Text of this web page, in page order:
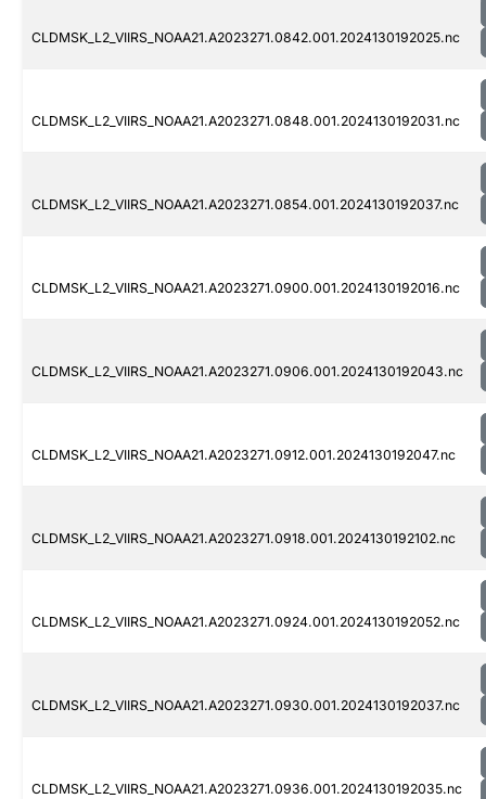
CLDMSK_L2_VIIRS_NOAA21.A2023271.0842.001.2024130192025.nc
CLDMSK_L2_VIIRS_NOAA21.A2023271.0848.001.2024130192031.nc
CLDMSK_L2_VIIRS_NOAA21.A2023271.0854.001.2024130192037.nc
CLDMSK_L2_VIIRS_NOAA21.A2023271.0900.001.2024130192016.nc
CLDMSK_L2_VIIRS_NOAA21.A2023271.0906.001.2024130192043.nc
CLDMSK_L2_VIIRS_NOAA21.A2023271.0912.001.2024130192047.nc
CLDMSK_L2_VIIRS_NOAA21.A2023271.0918.001.2024130192102.nc
CLDMSK_L2_VIIRS_NOAA21.A2023271.0924.001.2024130192052.nc
CLDMSK_L2_VIIRS_NOAA21.A2023271.0930.001.2024130192037.nc
CLDMSK_L2_VIIRS_NOAA21.A2023271.0936.001.2024130192035.nc